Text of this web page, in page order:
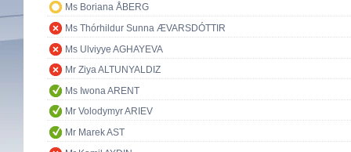
Ms Boriana ÅBERG
Ms Thórhildur Sunna ÆVARSDÓTTIR
Ms Ulviyye AGHAYEVA
Mr Ziya ALTUNYALDIZ
Ms Iwona ARENT
Mr Volodymyr ARIEV
Mr Marek AST